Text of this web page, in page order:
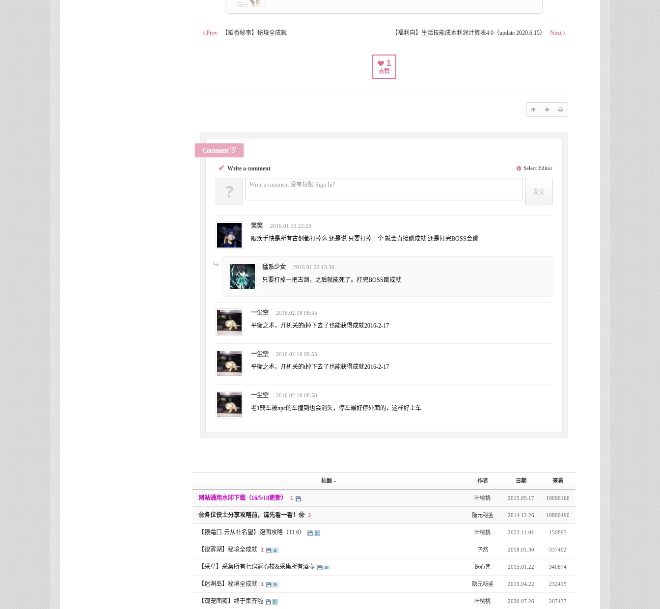
Prev 【稻香秘事】秘境全成就 【福利向】生活技能成本利润计算表4.0（update 2020.6.15） Next
1
点赞
✔ Write a comment Select Editor
? Write a comment 没有权限 Sign In?
Comment '5'
笑笑 2016.01.13 22:23
眼疾手快是所有古剑都打掉么 还是说 只要打掉一个 就会直接跳成就 还是打完BOSS会跳
猛系少女 2016.01.22 13:36
只要打掉一把古剑，之后就能死了。打完BOSS跳成就
一尘空 2016.02.18 08:55
平衡之术，开机关的t掉下去了也能获得成就2016-2-17
一尘空 2016.02.18 08:55
平衡之术，开机关的t掉下去了也能获得成就2016-2-17
一尘空 2016.02.18 08:58
老1骑车被npc的车撞到也会消失，停车最好停外面的，这样好上车
标题 作者 日期 查看
网站通用水印下载（16/5/18更新） 1 叶桃桃 2015.05.17 10096166
❀各位侠士分享攻略前，请先看一看！❀ 3 隐元秘鉴 2014.12.26 10800490
【银霜口-云从社名望】跑图攻略（11.6） 叶桃桃 2023.11.01 150893
【银雾湖】秘境全成就 1 孑然 2018.01.30 337492
【采草】采集所有七窍返心枝&采集所有酒壶 诛心咒 2015.01.22 340874
【迷渊岛】秘境全成就 1 隐元秘鉴 2019.04.22 232415
【观宠图笺】终于集齐啦 叶桃桃 2020.07.26 207437